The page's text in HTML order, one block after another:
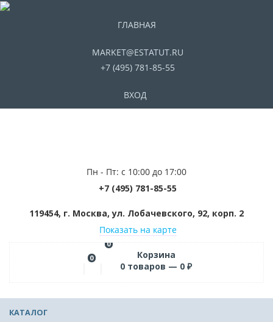
ГЛАВНАЯ
MARKET@ESTATUT.RU
+7 (495) 781-85-55
ВХОД
Пн - Пт: с 10:00 до 17:00
+7 (495) 781-85-55
119454, г. Москва, ул. Лобачевского, 92, корп. 2
Показать на карте
0
0
Корзина
0 товаров — 0 ₽
КАТАЛОГ